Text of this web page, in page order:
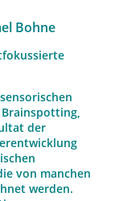
Bohne
Brainspotting,
der
von manchen
werden.